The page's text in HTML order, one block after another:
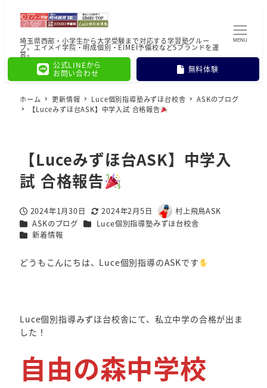
埼玉県西部・小学生から大学受験まで対応する学習塾グルー
プ。エイメイ学院・明成個別・EIMEI予備校など5ブランドを運
営。
公式LINEから
お問い合わせ
無料体験
MENU
ホーム 更新情報 Luce個別指導塾みずほ台校舎
ASKのブログ
【Luceみずほ台ASK】中学入試 合格報告
【Luceみずほ台ASK】中学入
試 合格報告
投稿日2024年1月30日 更新日2024年2月5日
著
者
村上飛鳥ASK
カテゴリー
ASKのブログ カテゴリー
Luce個別指導塾みずほ台校舎
カテゴリー
新着情報
どうもこんにちは、Luce個別指導のASKです
Luce個別指導みずほ台校舎にて、私立中学の合格が出ま
した！
自由の森中学校